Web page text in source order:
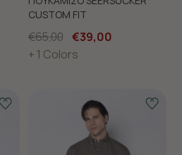
CUSTOM FIT
€65,00 €39,00
+ 1 Colors